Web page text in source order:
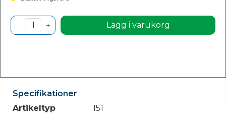
Lägg i varukorg
Specifikationer
Artikeltyp
151